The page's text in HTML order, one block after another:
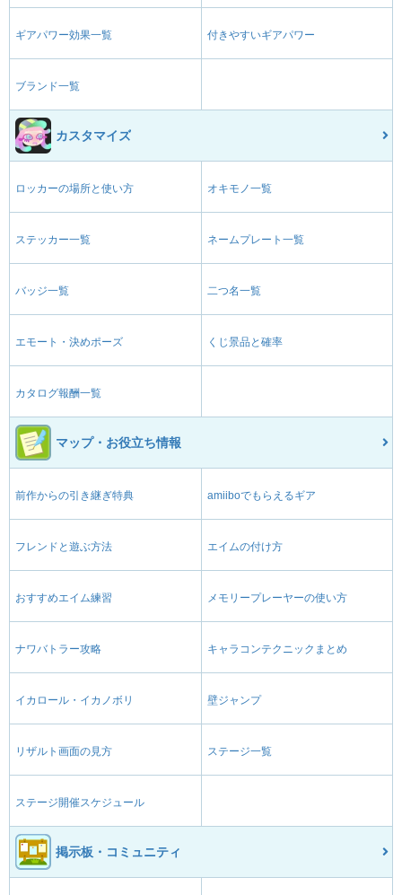
ギアパワー効果一覧 付きやすいギアパワー
ブランド一覧
カスタマイズ
ロッカーの場所と使い方 オキモノ一覧
ステッカー一覧 ネームプレート一覧
バッジ一覧 二つ名一覧
エモート・決めポーズ くじ景品と確率
カタログ報酬一覧
マップ・お役立ち情報
前作からの引き継ぎ特典 amiiboでもらえるギア
フレンドと遊ぶ方法 エイムの付け方
おすすめエイム練習 メモリープレーヤーの使い方
ナワバトラー攻略 キャラコンテクニックまとめ
イカロール・イカノボリ 壁ジャンプ
リザルト画面の見方 ステージ一覧
ステージ開催スケジュール
掲示板・コミュニティ